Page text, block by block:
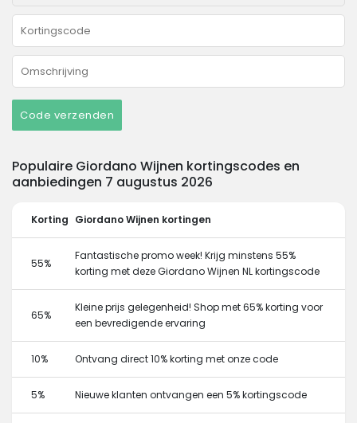
Code verzenden
Populaire Giordano Wijnen kortingscodes en
aanbiedingen 7 augustus 2026
Korting Giordano Wijnen kortingen
55%
Fantastische promo week! Krijg minstens 55%
korting met deze Giordano Wijnen NL kortingscode
65%
Kleine prijs gelegenheid! Shop met 65% korting voor
een bevredigende ervaring
10% Ontvang direct 10% korting met onze code
5% Nieuwe klanten ontvangen een 5% kortingscode